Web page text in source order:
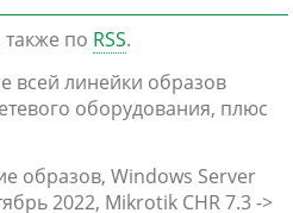
по RSS.
всей линейки образов
оборудования, плюс
образов, Windows Server
2022, Mikrotik CHR 7.3 ->